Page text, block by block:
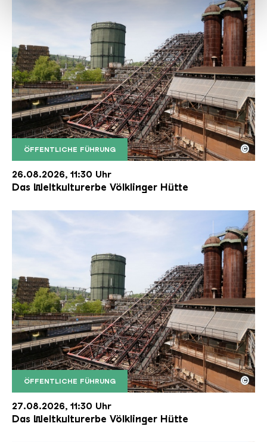
ÖFFENTLICHE FÜHRUNG
Der Erzschrägaufzug der Völklinger Hütte mit
Copyright: Weltkulturerbe Völklinger Hütte | Karl
©
26.08.2026, 11:30 Uhr
Das Weltkulturerbe Völklinger Hütte
ÖFFENTLICHE FÜHRUNG
Der Erzschrägaufzug der Völklinger Hütte mit
Copyright: Weltkulturerbe Völklinger Hütte | Karl
©
27.08.2026, 11:30 Uhr
Das Weltkulturerbe Völklinger Hütte